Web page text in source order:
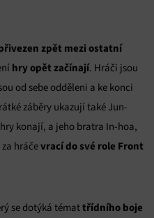
zpět mezi ostatní
hry opět začínají. Hráči jsou
od sebe odděleni a ke konci
záběry ukazují také Jun-
konají, a jeho bratra In-hoa,
hráčevrací do své role Front
se dotýká témattřídního boje